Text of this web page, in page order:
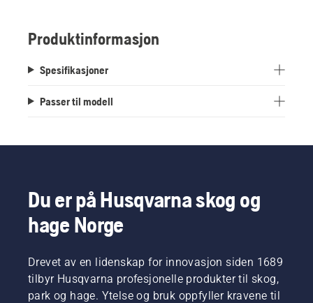
Produktinformasjon
Spesifikasjoner
Passer til modell
Du er på Husqvarna skog og
hage Norge
Drevet av en lidenskap for innovasjon siden 1689
tilbyr Husqvarna profesjonelle produkter til skog,
park og hage. Ytelse og bruk oppfyller kravene til